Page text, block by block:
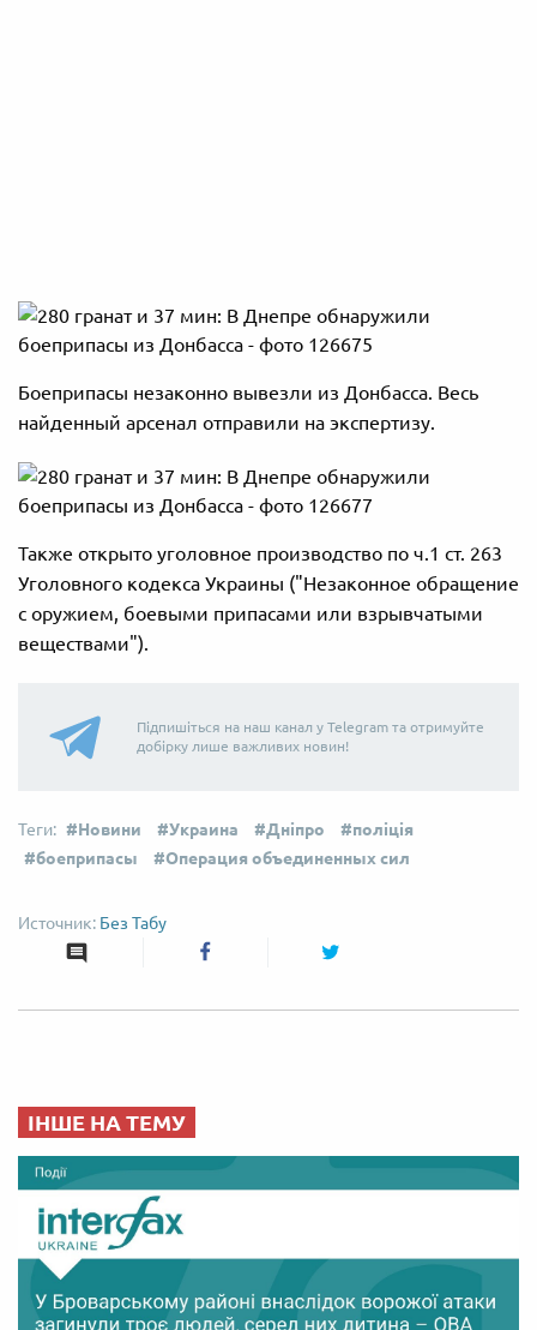
Боеприпасы незаконно вывезли из Донбасса. Весь
найденный арсенал отправили на экспертизу.
Также открыто уголовное производство по ч.1 ст. 263
Уголовного кодекса Украины ("Незаконное обращение
с оружием, боевыми припасами или взрывчатыми
веществами").
Підпишіться на наш канал у Telegram та отримуйте
добірку лише важливих новин!
Новини Украина Дніпро
поліція
боеприпасы
Операция объединенных сил
Без Табу
ІНШЕ НА ТЕМУ